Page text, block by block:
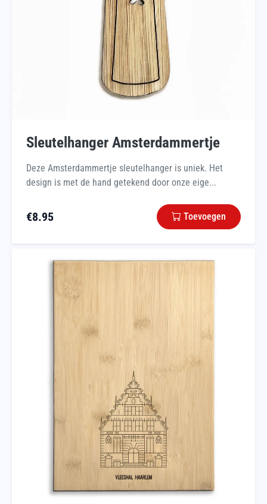
Sleutelhanger Amsterdammertje
Deze Amsterdammertje sleutelhanger is uniek. Het
design is met de hand getekend door onze eige...
€8.95 Toevoegen